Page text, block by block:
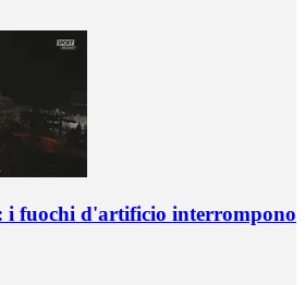
i fuochi d'artificio interrompono